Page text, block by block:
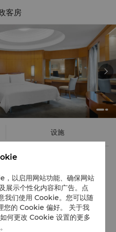
客房

设施
的行政客房宽敞舒适，从室内放
眼底。
以启用网站功能、确保网站
展示个性化内容和广告。点
我们使用 Cookie。您可以随
您的 Cookie 偏好。 关于我
何更改 Cookie 设置的更多
。